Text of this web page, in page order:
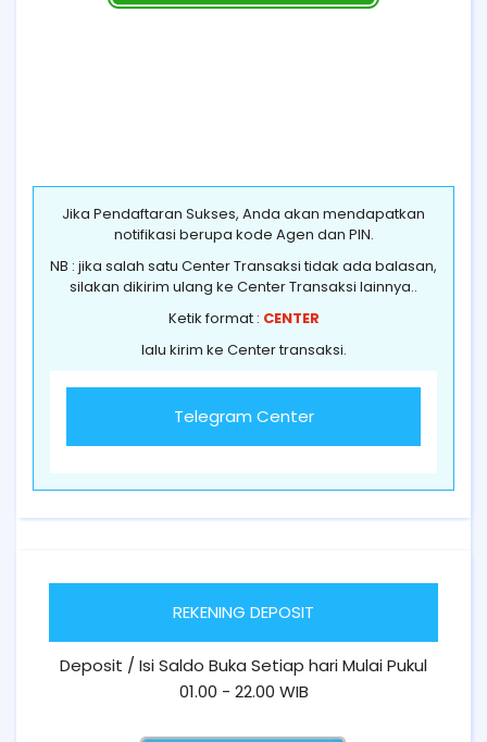
Jika Pendaftaran Sukses, Anda akan mendapatkan
notifikasi berupa kode Agen dan PIN.
NB : jika salah satu Center Transaksi tidak ada balasan,
silakan dikirim ulang ke Center Transaksi lainnya..
Ketik format : CENTER
lalu kirim ke Center transaksi.
Telegram Center
REKENING DEPOSIT
Deposit / Isi Saldo Buka Setiap hari Mulai Pukul
01.00 - 22.00 WIB